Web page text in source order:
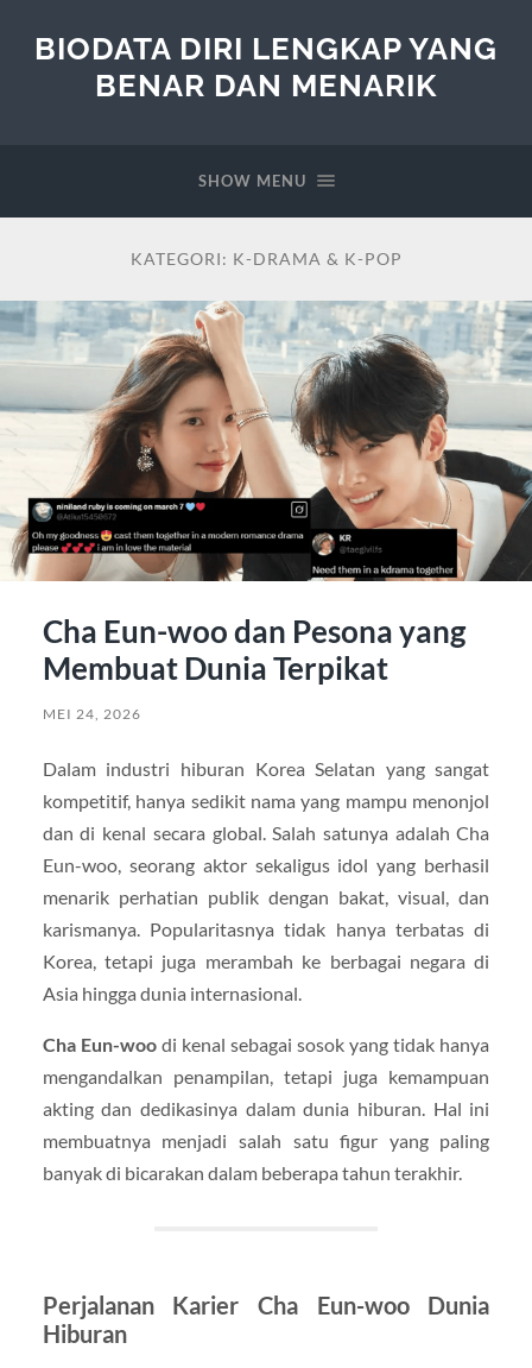
BIODATA DIRI LENGKAP YANG
BENAR DAN MENARIK
SHOW MENU
KATEGORI: K-DRAMA & K-POP
Cha Eun-woo dan Pesona yang
Membuat Dunia Terpikat
MEI 24, 2026
Dalam industri hiburan Korea Selatan yang sangat
kompetitif, hanya sedikit nama yang mampu menonjol
dan di kenal secara global. Salah satunya adalah Cha
Eun-woo, seorang aktor sekaligus idol yang berhasil
menarik perhatian publik dengan bakat, visual, dan
karismanya. Popularitasnya tidak hanya terbatas di
Korea, tetapi juga merambah ke berbagai negara di
Asia hingga dunia internasional.
Cha Eun-woodi kenal sebagai sosok yang tidak hanya
mengandalkan penampilan, tetapi juga kemampuan
akting dan dedikasinya dalam dunia hiburan. Hal ini
membuatnya menjadi salah satu figur yang paling
banyak di bicarakan dalam beberapa tahun terakhir.
Perjalanan Karier Cha Eun-woo Dunia
Hiburan